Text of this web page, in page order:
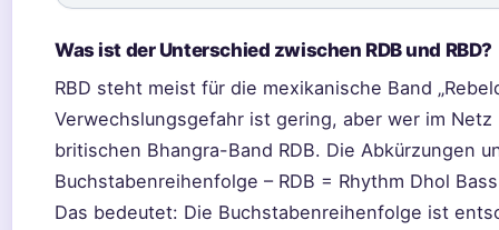
Was ist der Unterschied zwischen RDB und RBD?
RBD steht meist für die mexikanische Band
Verwechslungsgefahr ist gering, aber wer im Netz
britischen Bhangra-Band RDB. Die Abkürzungen
Buchstabenreihenfolge – RDB = Rhythm Dhol
Das bedeutet: Die Buchstabenreihenfolge ist